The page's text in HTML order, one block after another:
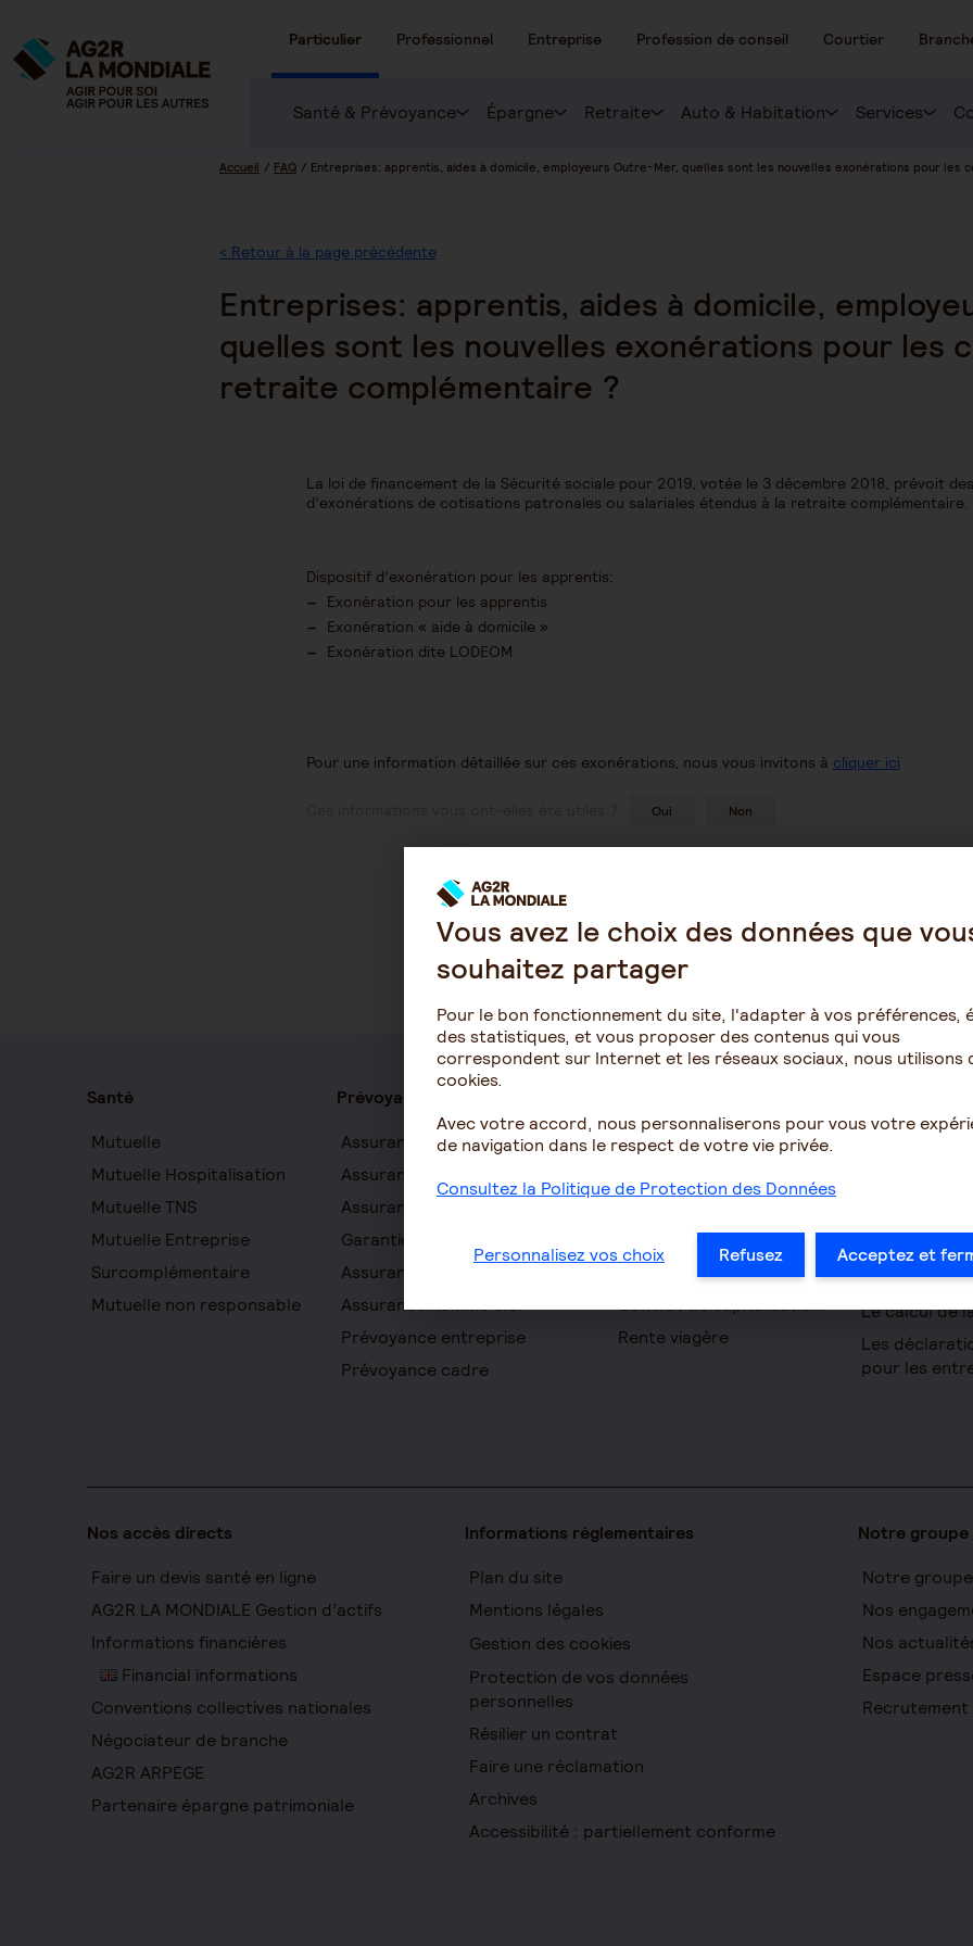
Particulier Professionnel Entreprise Profession de conseil Courtier
Santé & Prévoyance Épargne Retraite Auto & Habitation Services
Accueil FAQ Entreprises: apprentis, aides à domicile, employeurs Outre-Mer, quelles sont les nouvelles exonérations pour les
< Retour à la page précédente
Entreprises: apprentis, aides à domicile,
quelles sont les nouvelles exonérations pour les
retraite complémentaire ?
La loi de financement de la Sécurité sociale pour 2019, votée le 3 décembre 2018, prévoit
d’exonérations de cotisations patronales ou salariales étendus à la retraite complémentaire.
Dispositif d’exonération pour les apprentis:
Exonération pour les apprentis
Exonération « aide à domicile »
Exonération dite LODEOM
Pour une information détaillée sur ces exonérations, nous vous invitons à cliquer ici
Oui Non
Santé
Mutuelle
Mutuelle Hospitalisation
Mutuelle TNS
Mutuelle Entreprise
Surcomplémentaire
Mutuelle non responsable
Prévoyance
Assurance autonomie
Assurance décès
Assurance obsèques
Garantie Protection Accident
Assurance prévoyance TNS
Assurance homme clé
Prévoyance entreprise
Prévoyance cadre
Assurance vie
Contrat de capitalisation
Rente viagère
Les
à la retraite
Le calcul de
Les
pour les
Nos accès directs
Faire un devis santé en ligne
AG2R LA MONDIALE Gestion d’actifs
Informations financières
Financial informations
Conventions collectives nationales
Négociateur de branche
AG2R ARPEGE
Partenaire épargne patrimoniale
Informations réglementaires
Plan du site
Mentions légales
Gestion des cookies
Protection de vos données
personnelles
Résilier un contrat
Faire une réclamation
Archives
Accessibilité : partiellement conforme
Notre groupe
Notre groupe
Nos
Nos
Espace
Recrutement
Vous avez le choix des données que
souhaitez partager
Pour le bon fonctionnement du site, l'adapter à vos préférences,
des statistiques, et vous proposer des contenus qui vous
correspondent sur Internet et les réseaux sociaux, nous utilisons
cookies.
Avec votre accord, nous personnaliserons pour vous votre
de navigation dans le respect de votre vie privée.
Consultez la Politique de Protection des Données
Personnalisez vos choix Refusez Acceptez et